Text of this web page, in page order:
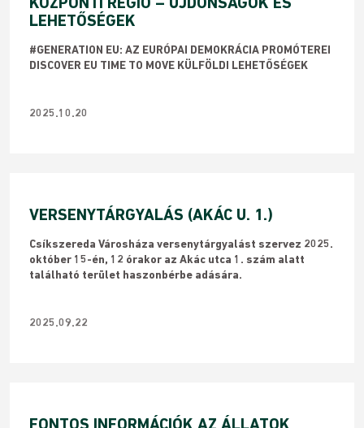
LEHETŐSÉGEK
#GENERATION EU: AZ EURÓPAI DEMOKRÁCIA PROMÓTEREI
DISCOVER EU TIME TO MOVE KÜLFÖLDI LEHETŐSÉGEK
2025.10.20
VERSENYTÁRGYALÁS (AKÁC U. 1.)
Csíkszereda Városháza versenytárgyalást szervez 2025.
október 15-én, 12 órakor az Akác utca 1. szám alatt
található terület haszonbérbe adására.
2025.09.22
FONTOS INFORMÁCIÓK AZ ÁLLATOK